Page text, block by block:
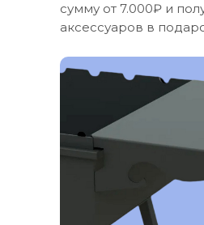
сумму от 7.000₽ и
аксессуаров в